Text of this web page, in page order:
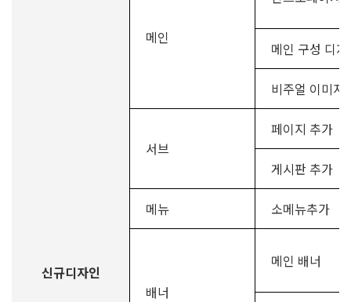
신규디자인
메인
메인 구성 디
비주얼 이미지
서브
페이지 추가
게시판 추가
메뉴 소메뉴추가
배너
메인 배너